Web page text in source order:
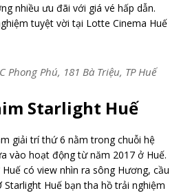
nhiều ưu đãi với giá vé hấp dẫn.
tuyệt vời tại Lotte Cinema Huế
Phong Phú, 181 Bà Triệu, TP Huế
Starlight Huế
giải trí thứ 6 nằm trong chuỗi hệ
vào hoạt động từ năm 2017 ở Huế.
có view nhìn ra sông Hương, cầu
Starlight Huế bạn tha hồ trải nghiệm